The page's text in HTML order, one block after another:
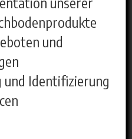
und
Identifizierung